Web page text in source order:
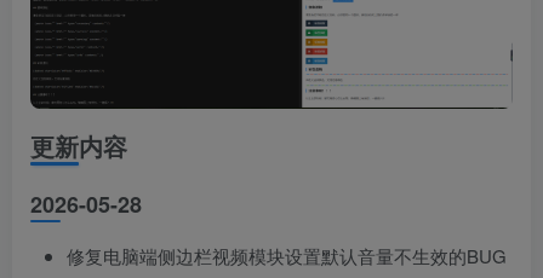
更新内容
2026-05-28
修复电脑端侧边栏视频模块设置默认音量不生效的BUG